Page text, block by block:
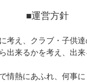
■運営方針
考え、クラブ・子供
出来るかを考え、出
情熱にあふれ、何事